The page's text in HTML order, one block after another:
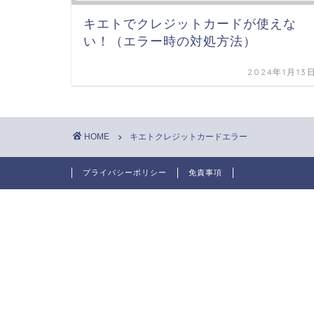
キエトでクレジットカードが使えな
い！（エラー時の対処方法）
2024年1月13
HOME キエトクレジットカードエラー
プライバシーポリシー 免責事項